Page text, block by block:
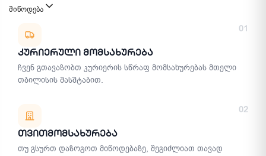
მიწოდება
01
Კურიერული Მომსახურება
ჩვენ გთავაზობთ კურიერის სწრაფ მომსახურებას მთელი
თბილისის მასშტაბით.
02
Თვითმომსახურება
თუ გსურთ დაზოგოთ მიწოდებაზე, შეგიძლიათ თავად